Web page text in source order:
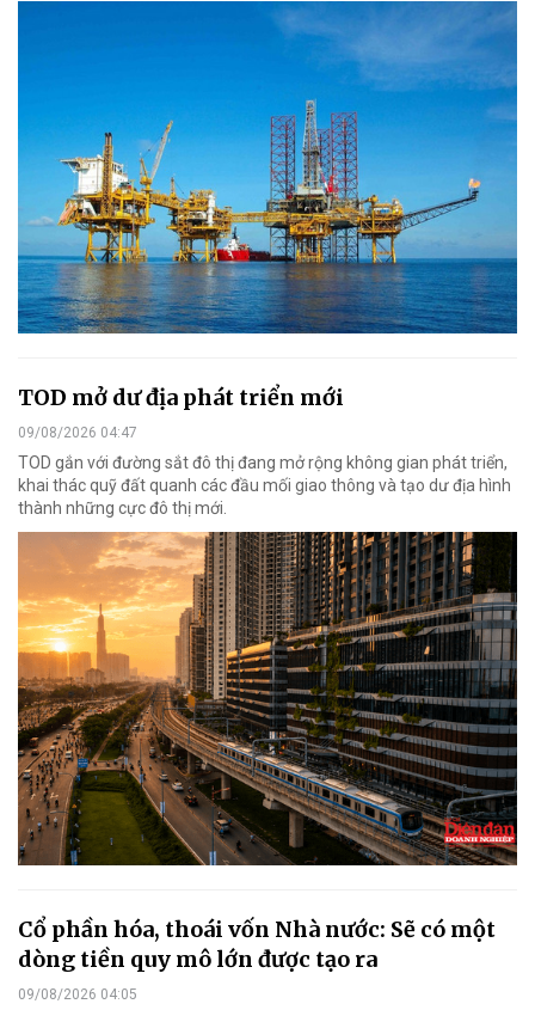
TOD mở dư địa phát triển mới
09/08/2026 04:47
TOD gắn với đường sắt đô thị đang mở rộng không gian phát triển,
khai thác quỹ đất quanh các đầu mối giao thông và tạo dư địa hình
thành những cực đô thị mới.
Cổ phần hóa, thoái vốn Nhà nước: Sẽ có một
dòng tiền quy mô lớn được tạo ra
09/08/2026 04:05